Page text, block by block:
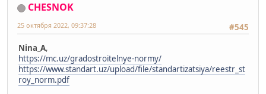
CHESNOK
#545
25 октября 2022, 09:37:28
Nina_A,
https://mc.uz/gradostroitelnye-normy/
https://www.standart.uz/upload/file/standartizatsiya/reestr_st
roy_norm.pdf